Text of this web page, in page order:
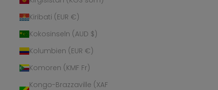
Kiribati (EUR €)
Kokosinseln (AUD $)
Kolumbien (EUR €)
Komoren (KMF Fr)
Kongo-Brazzaville (XAF